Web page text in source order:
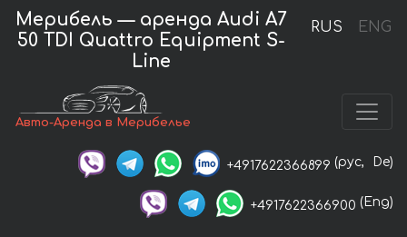
RUS ENG
Мерибель — аренда Audi A7
50 TDI Quattro Equipment S-
Line
Авто-Аренда в Мерибелье
+4917622366899 (рус, De)
+4917622366900 (Eng)